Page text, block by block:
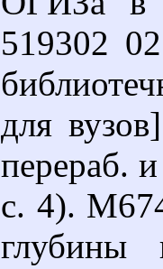
519302
для
перераб.
с. 4).
глубины